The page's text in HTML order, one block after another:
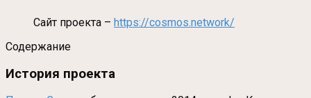
Сайт проекта – https://cosmos.network/
Содержание
История проекта